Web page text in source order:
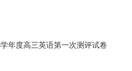
年度高三英语第一次测评试卷